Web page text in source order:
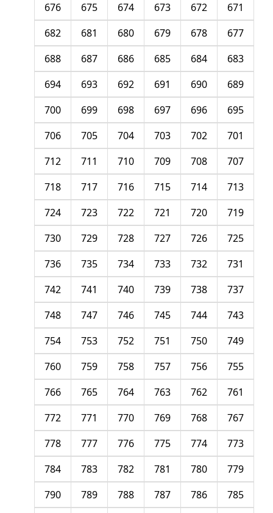
671
672
673
674
675
676
677
678
679
680
681
682
683
684
685
686
687
688
689
690
691
692
693
694
695
696
697
698
699
700
701
702
703
704
705
706
707
708
709
710
711
712
713
714
715
716
717
718
719
720
721
722
723
724
725
726
727
728
729
730
731
732
733
734
735
736
737
738
739
740
741
742
743
744
745
746
747
748
749
750
751
752
753
754
755
756
757
758
759
760
761
762
763
764
765
766
767
768
769
770
771
772
773
774
775
776
777
778
779
780
781
782
783
784
785
786
787
788
789
790